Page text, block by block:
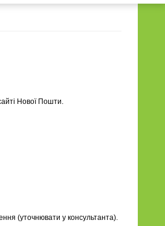
Нової Пошти.
(уточнювати у консультанта).